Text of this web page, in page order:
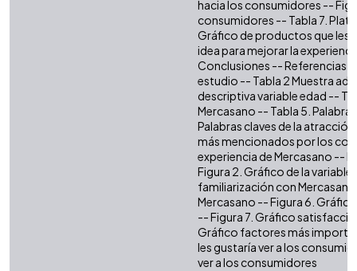
hacia los consumidores --
consumidores -- Tabla 7.
Gráfico de productos que les
idea para mejorar la
Conclusiones -- Referencias
estudio -- Tabla 2 Muestra
descriptiva variable edad --
Mercasano -- Tabla 5.
Palabras claves de la
más mencionados por los
experiencia de Mercasano --
Figura 2. Gráfico de la
familiarización con
Mercasano -- Figura 6.
-- Figura 7. Gráfico
Gráfico factores más
les gustaría ver a los
ver a los consumidores